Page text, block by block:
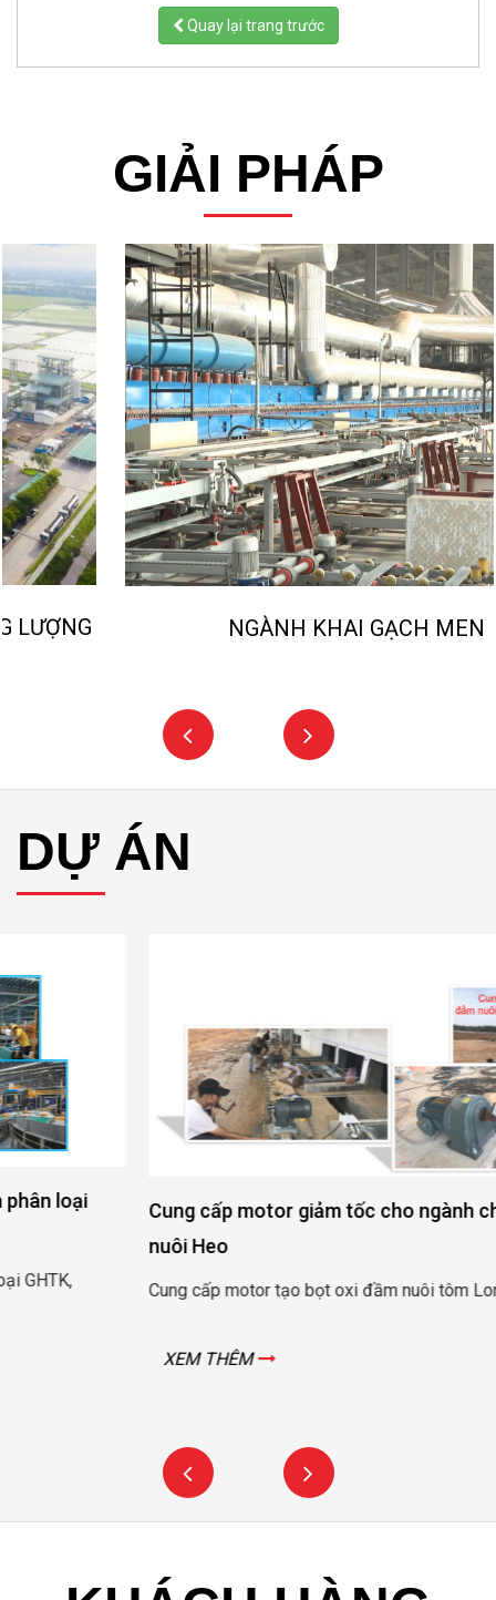
Quay lại trang trước
GIẢI PHÁP
NGÀNH KHAI GẠCH MEN
DỰ ÁN
Cung cấp motor giảm tốc cho ngành chăn nuôi Tôm và
Cung cấp motor tạo bọt oxi đầm nuôi tôm Long Khánh – Trà Vinh